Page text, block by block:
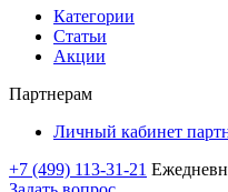
Категории
Статьи
Акции
Партнерам
Личный кабинет
+7 (499) 113-31-21